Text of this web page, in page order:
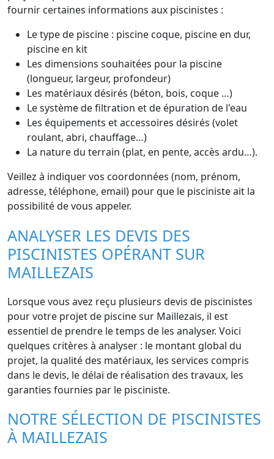
fournir certaines informations aux piscinistes :
Le type de piscine : piscine coque, piscine en dur,
piscine en kit
Les dimensions souhaitées pour la piscine
(longueur, largeur, profondeur)
Les matériaux désirés (béton, bois, coque …)
Le système de filtration et de épuration de l'eau
Les équipements et accessoires désirés (volet
roulant, abri, chauffage…)
La nature du terrain (plat, en pente, accès ardu…).
Veillez à indiquer vos coordonnées (nom, prénom,
adresse, téléphone, email) pour que le pisciniste ait la
possibilité de vous appeler.
ANALYSER LES DEVIS DES
PISCINISTES OPÉRANT SUR
MAILLEZAIS
Lorsque vous avez reçu plusieurs devis de piscinistes
pour votre projet de piscine sur Maillezais, il est
essentiel de prendre le temps de les analyser. Voici
quelques critères à analyser : le montant global du
projet, la qualité des matériaux, les services compris
dans le devis, le délai de réalisation des travaux, les
garanties fournies par le pisciniste.
NOTRE SÉLECTION DE PISCINISTES
À MAILLEZAIS